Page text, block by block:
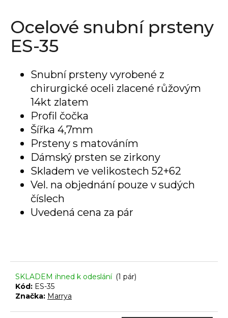
Ocelové snubní prsteny
ES-35
Snubní prsteny vyrobené z
chirurgické oceli zlacené růžovým
14kt zlatem
Profil čočka
Šířka 4,7mm
Prsteny s matováním
Dámský prsten se zirkony
Skladem ve velikostech 52+62
Vel. na objednání pouze v sudých
číslech
Uvedená cena za pár
SKLADEM ihned k odeslání (1 pár)
Kód: ES-35
Značka: Marrya
j
í
t
HLEDAT
e
m
e